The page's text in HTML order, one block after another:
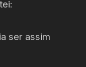
ser assim